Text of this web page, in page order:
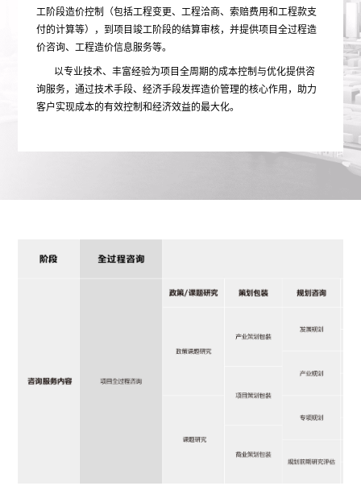
工阶段造价控制（包括工程变更、工程洽商、索赔费用和工程款支
付的计算等），到项目竣工阶段的结算审核，并提供项目全过程造
价咨询、工程造价信息服务等。
以专业技术、丰富经验为项目全周期的成本控制与优化提供咨
询服务，通过技术手段、经济手段发挥造价管理的核心作用，助力
客户实现成本的有效控制和经济效益的最大化。